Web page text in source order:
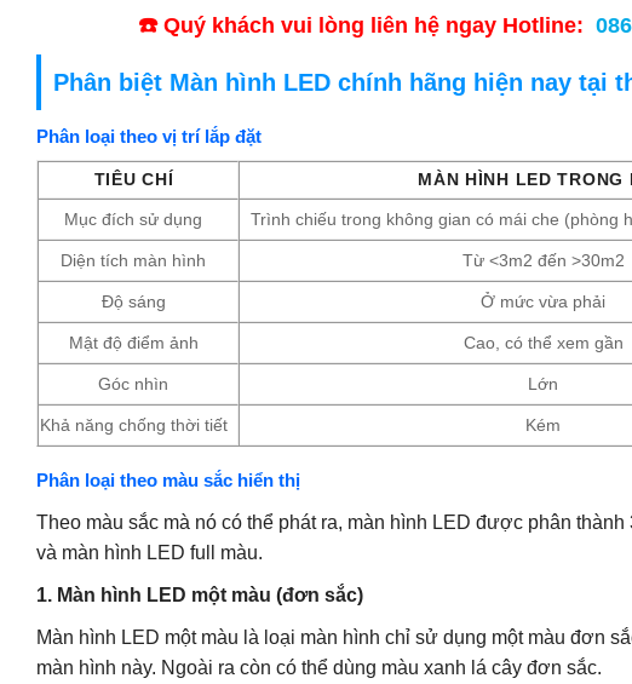
☎️ Quý khách vui lòng liên hệ ngay Hotline:
Phân biệt Màn hình LED chính hãng hiện nay tại
Phân loại theo vị trí lắp đặt
TIÊU CHÍ MÀN HÌNH LED TRONG
Mục đích sử dụng Trình chiếu trong không gian có mái che (phòng
Diện tích màn hình Từ <3m2 đến >30m2
Độ sáng Ở mức vừa phải
Mật độ điểm ảnh Cao, có thể xem gần
Góc nhìn Lớn
Khả năng chống thời tiết Kém
Phân loại theo màu sắc hiển thị
Theo màu sắc mà nó có thể phát ra, màn hình LED được phân
và màn hình LED full màu.
1. Màn hình LED một màu (đơn sắc)
Màn hình LED một màu là loại màn hình chỉ sử dụng một màu đơn
màn hình này. Ngoài ra còn có thể dùng màu xanh lá cây đơn sắc.